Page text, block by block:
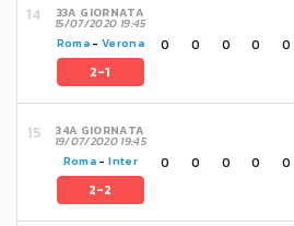
33A GIORNATA
15/07/2020 19:45
Roma-Verona
2-1
0 0 0 0 0
34A GIORNATA
19/07/2020 19:45
Roma -Inter
2-2
0 0 0 0 0